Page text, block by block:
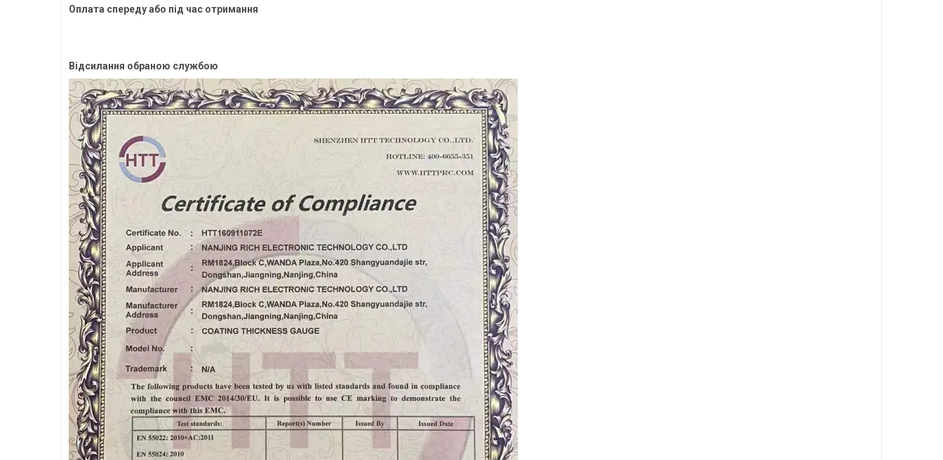
Оплата спереду або під час отримання
Відсилання обраною службою